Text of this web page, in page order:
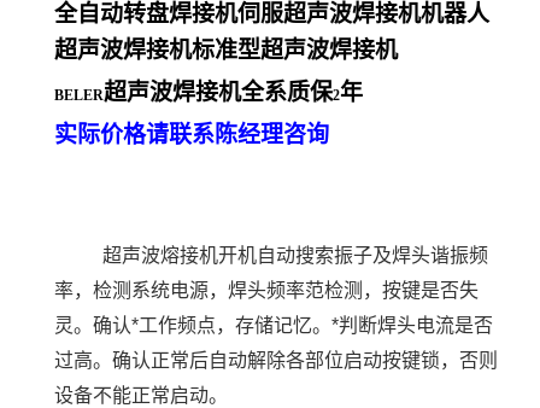
全自动转盘焊接机伺服超声波焊接机机器人
超声波焊接机标准型超声波焊接机
BELER超声波焊接机全系质保2年
实际价格请联系陈经理咨询
超声波熔接机开机自动搜索振子及焊头谐振频
率，检测系统电源，焊头频率范检测，按键是否失
灵。确认*工作频点，存储记忆。*判断焊头电流是否
过高。确认正常后自动解除各部位启动按键锁，否则
设备不能正常启动。